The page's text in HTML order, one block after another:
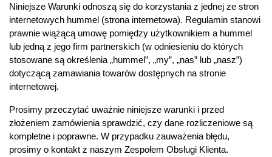
Niniejsze Warunki odnoszą się do korzystania z jednej ze stron
internetowych hummel (strona internetowa). Regulamin stanowi
prawnie wiążącą umowę pomiędzy użytkownikiem a hummel
lub jedną z jego firm partnerskich (w odniesieniu do których
stosowane są określenia „hummel”, „my”, „nas” lub „nasz”)
dotyczącą zamawiania towarów dostępnych na stronie
internetowej.
Prosimy przeczytać uważnie niniejsze warunki i przed
złożeniem zamówienia sprawdzić, czy dane rozliczeniowe są
kompletne i poprawne. W przypadku zauważenia błędu,
prosimy o kontakt z naszym Zespołem Obsługi Klienta.